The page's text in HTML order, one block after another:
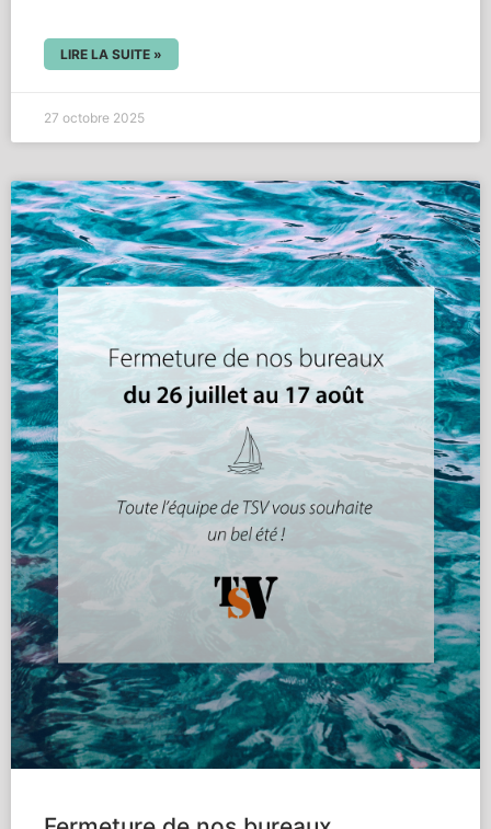
LIRE LA SUITE »
27 octobre 2025